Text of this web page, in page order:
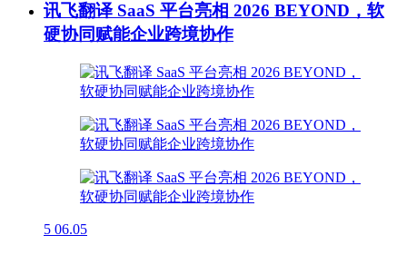
讯飞翻译 SaaS 平台亮相 2026 BEYOND，软
硬协同赋能企业跨境协作
5 06.05